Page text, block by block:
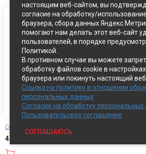
Серый листья 2000*1000 Side ковер
4 000 руб.
настоящим веб-сайтом, вы
согласие на обработку/
браузера, сбора данных
помогают нам делать этот веб-сайт
пользователей, в порядке
Политикой.
В противном случае вы можете
обработку файлов cookie в
браузера или покинуть настоящий
Ссылка на политику в отношении
персональных данных
Согласие на обработку
Пользовательское соглашение
СОГЛАШАЮСЬ